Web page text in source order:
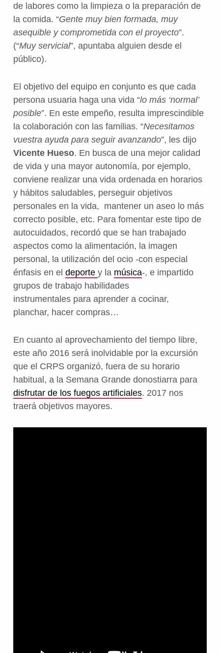
de labores como la limpieza o la preparación de
la comida. “Gente muy bien formada, muy
asequible y comprometida con el proyecto”.
(“Muy servicial”, apuntaba alguien desde el
público).
El objetivo del equipo en conjunto es que cada
persona usuaria haga una vida “lo más ‘normal’
posible”. En este empeño, resulta imprescindible
la colaboración con las familias. “Necesitamos
vuestra ayuda para seguir avanzando”, les dijo
Vicente Hueso. En busca de una mejor calidad
de vida y una mayor autonomía, por ejemplo,
conviene realizar una vida ordenada en horarios
y hábitos saludables, perseguir objetivos
personales en la vida, mantener un aseo lo más
correcto posible, etc. Para fomentar este tipo de
autocuidados, recordó que se han trabajado
aspectos como la alimentación, la imagen
personal, la utilización del ocio -con especial
énfasis en el deporte y la música-, e impartido
grupos de trabajo habilidades
instrumentales para aprender a cocinar,
planchar, hacer compras…
En cuanto al aprovechamiento del tiempo libre,
este año 2016 será inolvidable por la excursión
que el CRPS organizó, fuera de su horario
habitual, a la Semana Grande donostiarra para
disfrutar de los fuegos artificiales. 2017 nos
traerá objetivos mayores.